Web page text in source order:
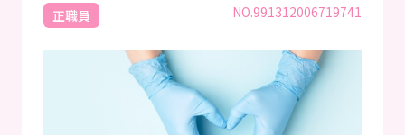
正職員 NO.991312006719741